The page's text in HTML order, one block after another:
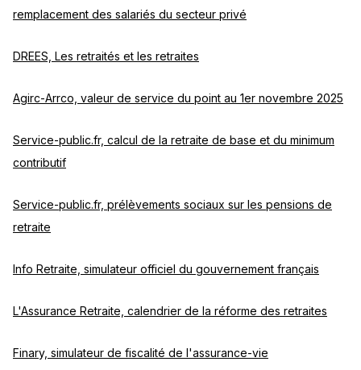
remplacement des salariés du secteur privé
DREES, Les retraités et les retraites
Agirc-Arrco, valeur de service du point au 1er novembre 2025
Service-public.fr, calcul de la retraite de base et du minimum
contributif
Service-public.fr, prélèvements sociaux sur les pensions de
retraite
Info Retraite, simulateur officiel du gouvernement français
L'Assurance Retraite, calendrier de la réforme des retraites
Finary, simulateur de fiscalité de l'assurance-vie